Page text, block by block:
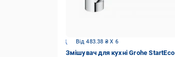
Від 483.38 ₴ X 6
Змішувач для кухні Grohe StartEco